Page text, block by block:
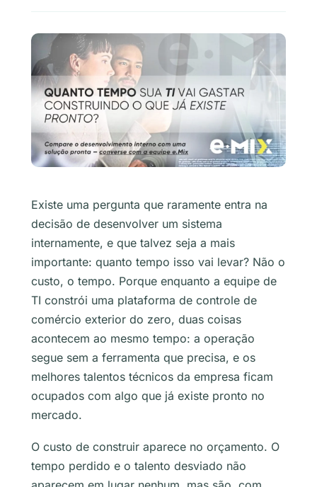
Existe uma pergunta que raramente entra na
decisão de desenvolver um sistema
internamente, e que talvez seja a mais
importante: quanto tempo isso vai levar? Não o
custo, o tempo. Porque enquanto a equipe de
TI constrói uma plataforma de controle de
comércio exterior do zero, duas coisas
acontecem ao mesmo tempo: a operação
segue sem a ferramenta que precisa, e os
melhores talentos técnicos da empresa ficam
ocupados com algo que já existe pronto no
mercado.
O custo de construir aparece no orçamento. O
tempo perdido e o talento desviado não